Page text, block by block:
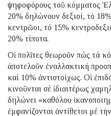
ψηφοφόρους τοῦ κόμματος
20% δηλώνουν δεξιοί, τό
κεντρῶοι, τό 15%
20% τίποτα.
Οἱ πολῖτες θεωροῦν πώς τά
ἀποτελοῦν ἐναλλακτική
καί 10% ἀντιστοίχως. Οἱ
κινοῦνται σέ ἰδιαιτέρως
δηλώνει «καθόλου
ἐμφανίζονται ἀντίθετοι μέ